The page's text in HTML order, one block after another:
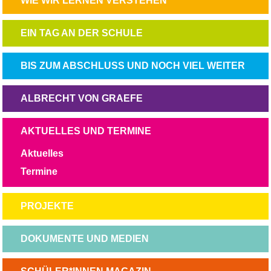
ÜBERSPRINGEN
NAVIGATION
ÜBERSPRINGEN
EIN TAG AN DER SCHULE
NAVIGATION
ÜBERSPRINGEN
BIS ZUM ABSCHLUSS UND NOCH VIEL WEITER
NAVIGATION
ÜBERSPRINGEN
ALBRECHT VON GRAEFE
NAVIGATION
AKTUELLES UND TERMINE
Aktuelles
Termine
NAVIGATION
ÜBERSPRINGEN
PROJEKTE
NAVIGATION
ÜBERSPRINGEN
DOKUMENTE UND MEDIEN